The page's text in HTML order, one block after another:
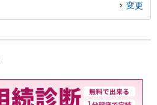
変更